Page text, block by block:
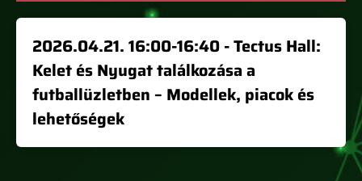
2026.04.21. 16:00-16:40 - Tectus Hall:
Kelet és Nyugat találkozása a
futballüzletben – Modellek, piacok és
lehetőségek